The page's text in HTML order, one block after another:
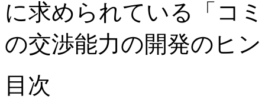
に求められている「コ
の交渉能力の開発のヒ
目次